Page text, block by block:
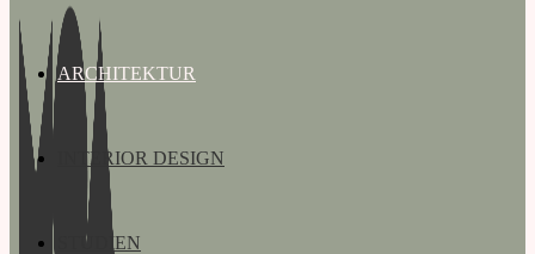
ARCHITEKTUR
INTERIOR DESIGN
STUDIEN